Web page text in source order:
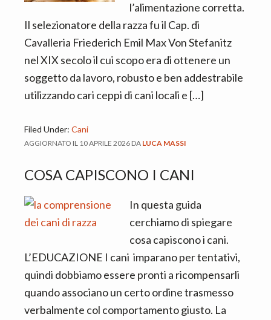
l’alimentazione corretta.
Il selezionatore della razza fu il Cap. di
Cavalleria Friederich Emil Max Von Stefanitz
nel XIX secolo il cui scopo era di ottenere un
soggetto da lavoro, robusto e ben addestrabile
utilizzando cari ceppi di cani locali e […]
Filed Under: Cani
AGGIORNATO IL 10 APRILE 2026 DA LUCA MASSI
COSA CAPISCONO I CANI
In questa guida
cerchiamo di spiegare
cosa capiscono i cani.
L’EDUCAZIONE I cani imparano per tentativi,
quindi dobbiamo essere pronti a ricompensarli
quando associano un certo ordine trasmesso
verbalmente col comportamento giusto. La